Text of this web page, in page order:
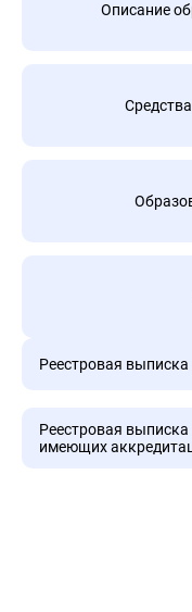
Описание
Реестровая
Реестровая выписка
Реестровая выписка
имеющих